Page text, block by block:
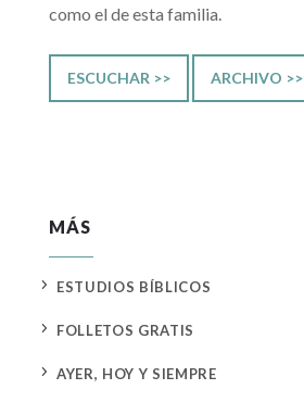
como el de esta familia.
ESCUCHAR >> ARCHIVO >>
MÁS
5 ESTUDIOS BÍBLICOS
5 FOLLETOS GRATIS
5 AYER, HOY Y SIEMPRE